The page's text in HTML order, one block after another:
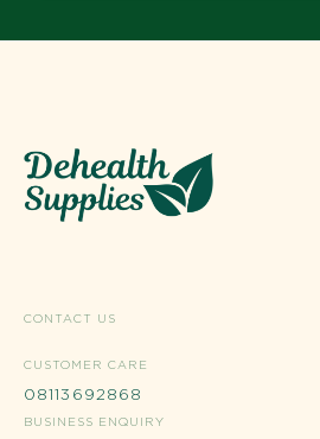
CONTACT US
CUSTOMER CARE
08113692868
BUSINESS ENQUIRY